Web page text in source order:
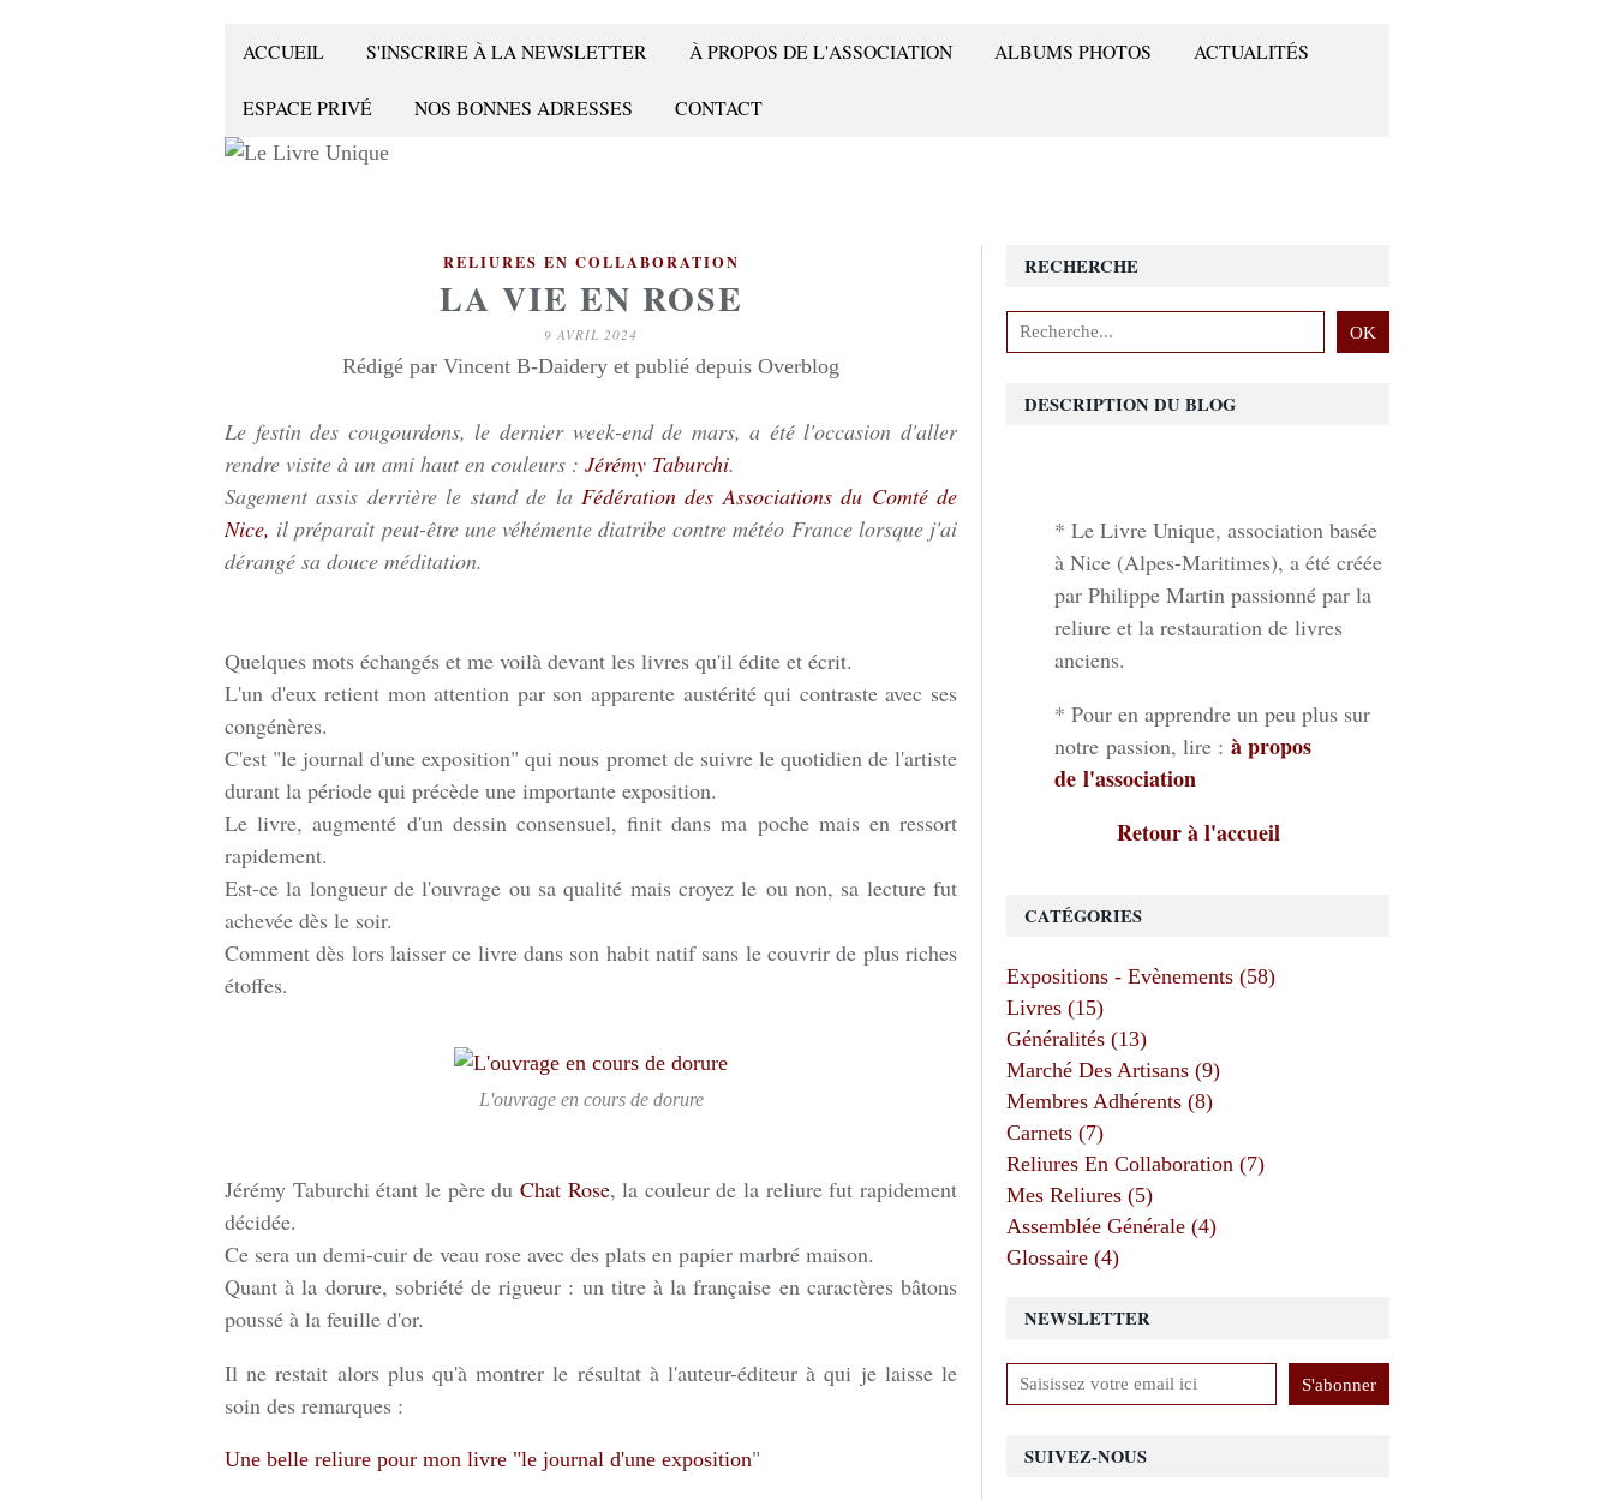
ACCUEIL S'INSCRIRE À LA NEWSLETTER À PROPOS DE L'ASSOCIATION ALBUMS PHOTOS ACTUALITÉS
ESPACE PRIVÉ NOS BONNES ADRESSES CONTACT
RELIURES EN COLLABORATION
LA VIE EN ROSE
9 AVRIL 2024
Rédigé par Vincent B-Daidery et publié depuis Overblog
Le festin des cougourdons, le dernier week-end de mars, a été l'occasion d'aller
rendre visite à un ami haut en couleurs : Jérémy Taburchi.
Sagement assis derrière le stand de la Fédération des Associations du Comté de
Nice, il préparait peut-être une véhémente diatribe contre météo France lorsque j'ai
dérangé sa douce méditation.
Quelques mots échangés et me voilà devant les livres qu'il édite et écrit.
L'un d'eux retient mon attention par son apparente austérité qui contraste avec ses
congénères.
C'est "le journal d'une exposition" qui nous promet de suivre le quotidien de l'artiste
durant la période qui précède une importante exposition.
Le livre, augmenté d'un dessin consensuel, finit dans ma poche mais en ressort
rapidement.
Est-ce la longueur de l'ouvrage ou sa qualité mais croyez le ou non, sa lecture fut
achevée dès le soir.
Comment dès lors laisser ce livre dans son habit natif sans le couvrir de plus riches
étoffes.
L'ouvrage en cours de dorure
Jérémy Taburchi étant le père du Chat Rose, la couleur de la reliure fut rapidement
décidée.
Ce sera un demi-cuir de veau rose avec des plats en papier marbré maison.
Quant à la dorure, sobriété de rigueur : un titre à la française en caractères bâtons
poussé à la feuille d'or.
Il ne restait alors plus qu'à montrer le résultat à l'auteur-éditeur à qui je laisse le
soin des remarques :
Une belle reliure pour mon livre "le journal d'une exposition"
NEWSLETTER
SUIVEZ-NOUS
RECHERCHE
CATÉGORIES
Expositions - Evènements (58)
Livres (15)
Généralités (13)
Marché Des Artisans (9)
Membres Adhérents (8)
Carnets (7)
Reliures En Collaboration (7)
Mes Reliures (5)
Assemblée Générale (4)
Glossaire (4)
DESCRIPTION DU BLOG
* Le Livre Unique, association basée
à Nice (Alpes-Maritimes), a été créée
par Philippe Martin passionné par la
reliure et la restauration de livres
anciens.
* Pour en apprendre un peu plus sur
notre passion, lire : à propos
de l'association
Retour à l'accueil